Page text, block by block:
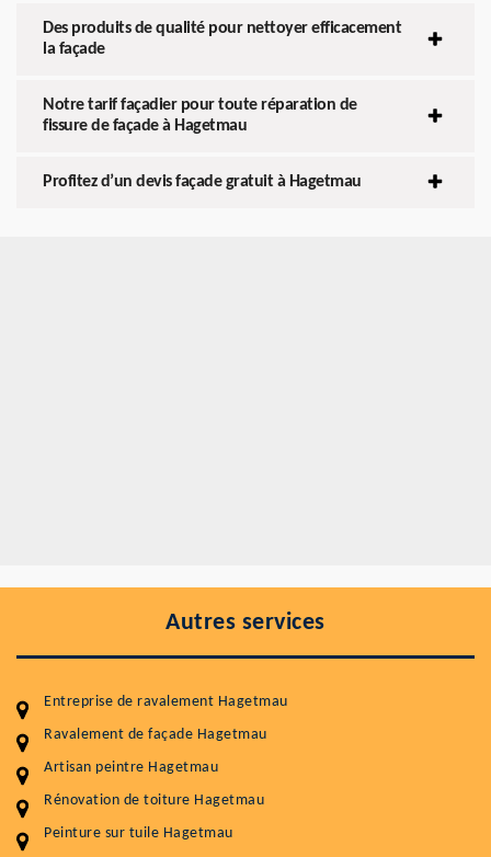
Des produits de qualité pour nettoyer efficacement
la façade
Notre tarif façadier pour toute réparation de
fissure de façade à Hagetmau
Profitez d’un devis façade gratuit à Hagetmau
Autres services
Entreprise de ravalement Hagetmau
Ravalement de façade Hagetmau
Artisan peintre Hagetmau
Rénovation de toiture Hagetmau
Peinture sur tuile Hagetmau
Entretenir votre toiture, c'est préserver sa
durabilité